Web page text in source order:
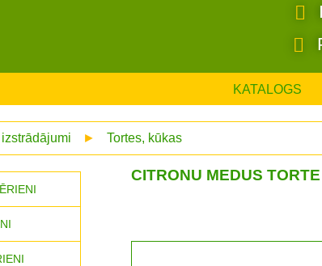
KATALOGS
► Tortes, kūkas
CITRONU MEDUS